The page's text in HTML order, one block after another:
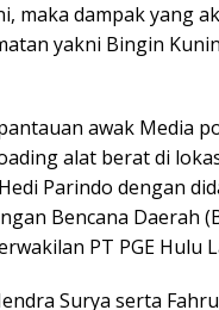
maka dampak yang
yakni Bingin
awak Media
alat berat di
Parindo dengan
Bencana Daerah
PT PGE Hulu
Surya serta